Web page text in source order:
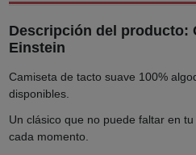
Descripción del producto:
Einstein
Camiseta de tacto suave 100%
disponibles.
Un clásico que no puede faltar en
cada momento.